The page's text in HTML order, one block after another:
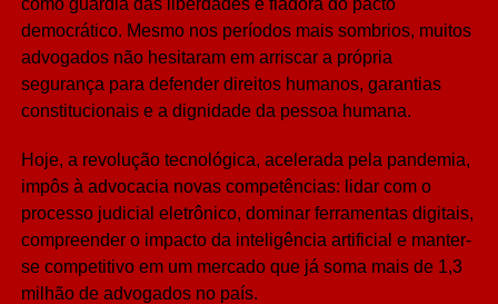
como guardiã das liberdades e fiadora do pacto
democrático. Mesmo nos períodos mais sombrios, muitos
advogados não hesitaram em arriscar a própria
segurança para defender direitos humanos, garantias
constitucionais e a dignidade da pessoa humana.
Hoje, a revolução tecnológica, acelerada pela pandemia,
impôs à advocacia novas competências: lidar com o
processo judicial eletrônico, dominar ferramentas digitais,
compreender o impacto da inteligência artificial e manter-
se competitivo em um mercado que já soma mais de 1,3
milhão de advogados no país.